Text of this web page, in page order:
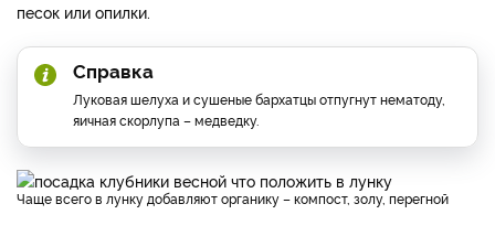
песок или опилки.
Справка
Луковая шелуха и сушеные бархатцы отпугнут нематоду,
яичная скорлупа – медведку.
Чаще всего в лунку добавляют органику – компост, золу, перегной